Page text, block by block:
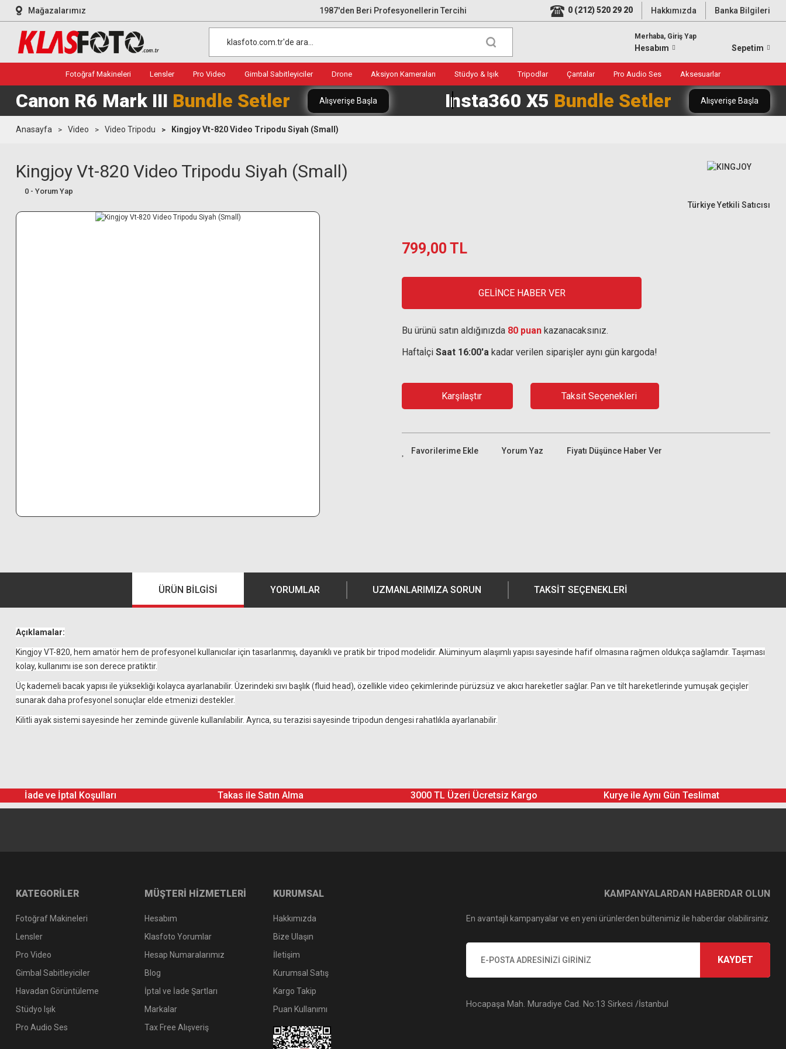
Mağazalarımız 1987'den Beri Profesyonellerin Tercihi 0 (212) 520 29 20 Hakkımızda Banka Bilgileri
Merhaba, Giriş Yap
Hesabım Sepetim
Fotoğraf Makineleri Lensler Pro Video Gimbal Sabitleyiciler Drone Aksiyon Kameraları Stüdyo & Işık Tripodlar Çantalar Pro Audio Ses Aksesuarlar
Canon R6 Mark III Bundle Setler Alışverişe Başla Insta360 X5 Bundle Setler Alışverişe Başla
Anasayfa Video Video Tripodu Kingjoy Vt-820 Video Tripodu Siyah (Small)
Kingjoy Vt-820 Video Tripodu Siyah (Small)
0 - Yorum Yap
Türkiye Yetkili Satıcısı
799,00 TL
GELİNCE HABER VER
Bu ürünü satın aldığınızda 80 puan kazanacaksınız.
Haftaİçi Saat 16:00'a kadar verilen siparişler aynı gün kargoda!
Karşılaştır Taksit Seçenekleri
Yorum Yaz Fiyatı Düşünce Haber Ver
ÜRÜN BILGISI YORUMLAR UZMANLARIMIZA SORUN TAKSIT SEÇENEKLERI
Açıklamalar:
Kingjoy VT-820, hem amatör hem de profesyonel kullanıcılar için tasarlanmış, dayanıklı ve pratik bir tripod modelidir. Alüminyum alaşımlı yapısı sayesinde hafif olmasına rağmen oldukça sağlamdır. Taşıması
kolay, kullanımı ise son derece pratiktir.
Üç kademeli bacak yapısı ile yüksekliği kolayca ayarlanabilir. Üzerindeki sıvı başlık (fluid head), özellikle video çekimlerinde pürüzsüz ve akıcı hareketler sağlar. Pan ve tilt hareketlerinde yumuşak geçişler
sunarak daha profesyonel sonuçlar elde etmenizi destekler.
Kilitli ayak sistemi sayesinde her zeminde güvenle kullanılabilir. Ayrıca, su terazisi sayesinde tripodun dengesi rahatlıkla ayarlanabilir.
İade ve İptal Koşulları Takas ile Satın Alma 3000 TL Üzeri Ücretsiz Kargo Kurye ile Aynı Gün Teslimat
KATEGORİLER
Fotoğraf Makineleri
Lensler
Pro Video
Gimbal Sabitleyiciler
Havadan Görüntüleme
Stüdyo Işık
Pro Audio Ses
MÜŞTERİ HİZMETLERİ
Hesabım
Klasfoto Yorumlar
Hesap Numaralarımız
Blog
İptal ve İade Şartları
Markalar
Tax Free Alışveriş
KURUMSAL
Hakkımızda
Bize Ulaşın
İletişim
Kurumsal Satış
Kargo Takip
Puan Kullanımı
KAMPANYALARDAN HABERDAR OLUN
En avantajlı kampanyalar ve en yeni ürünlerden bültenimiz ile haberdar olabilirsiniz.
KAYDET
Hocapaşa Mah. Muradiye Cad. No:13 Sirkeci /İstanbul